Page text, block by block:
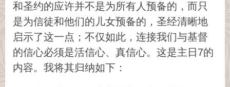
和圣约的应许并不是为所有人预备的，而只
是为信徒和他们的儿女预备的，圣经清晰地
启示了这一点；不仅如此，连接我们与基督
的信心必须是活信心、真信心。这是主日7的
内容。我将其归纳如下：